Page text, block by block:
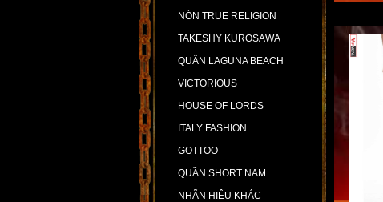
NÓN TRUE RELIGION
TAKESHY KUROSAWA
QUẦN LAGUNA BEACH
VICTORIOUS
HOUSE OF LORDS
ITALY FASHION
GOTTOO
QUẦN SHORT NAM
NHÃN HIỆU KHÁC